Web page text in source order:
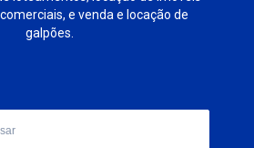
e venda e locação de
galpões.